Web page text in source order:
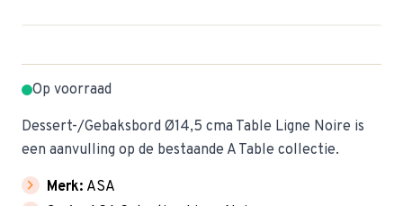
Op voorraad
Dessert-/Gebaksbord Ø14,5 cma Table Ligne Noire is
een aanvulling op de bestaande A Table collectie.
chevron_right Merk: ASA